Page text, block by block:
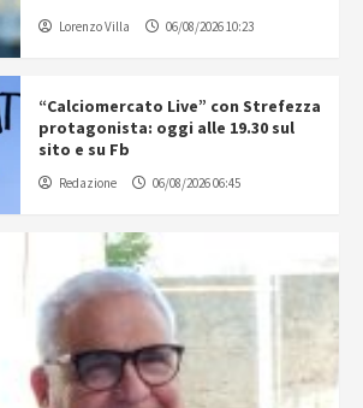
Lorenzo Villa 06/08/2026 10:23
“Calciomercato Live” con Strefezza
protagonista: oggi alle 19.30 sul
sito e su Fb
Redazione 06/08/2026 06:45